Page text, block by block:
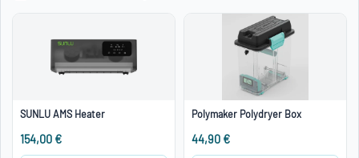
SUNLU AMS Heater
154,00 €
Polymaker Polydryer Box
44,90 €